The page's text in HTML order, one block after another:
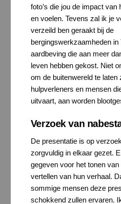
foto’s die jou de impact van
en voelen. Tevens zal ik je
verzeild ben geraakt bij de
bergingswerkzaamheden in
aardbeving die aan meer
leven hebben gekost. Niet
om de buitenwereld te laten
hulpverleners en mensen
uitvaart, aan worden
Verzoek van
De presentatie is op
zorgvuldig in elkaar gezet.
gegeven voor het tonen van
vertellen van hun verhaal.
sommige mensen deze
schokkend zullen ervaren.